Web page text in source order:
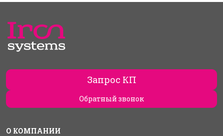
Запрос КП
Обратный звонок
О КОМПАНИИ